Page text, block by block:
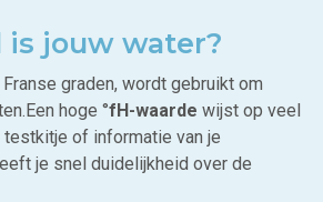
is jouw water?
graden, wordt gebruikt om
hoge °fH-waarde wijst op veel
testkitje of informatie van je
je snel duidelijkheid over de